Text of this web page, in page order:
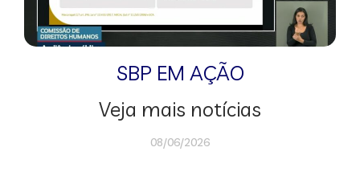
SBP EM AÇÃO
Veja mais notícias
08/06/2026